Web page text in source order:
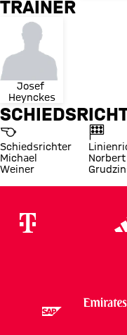
TRAINER
Josef
Heynckes
Schiedsrichter
Michael
Weiner
Norbert